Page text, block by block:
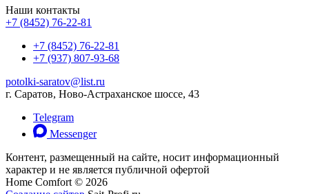
Наши контакты
+7 (8452) 76-22-81
+7 (8452) 76-22-81
+7 (937) 807-93-68
potolki-saratov@list.ru
г. Саратов, Ново-Астраханское шоссе, 43
Telegram
Messenger
Контент, размещенный на сайте, носит информационный
характер и не является публичной офертой
Home Comfort © 2026